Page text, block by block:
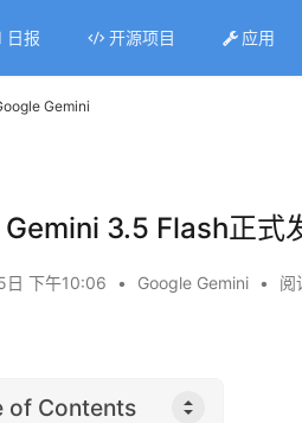
日报 开源项目 应用
Gemini
3.5 Flash正式
日 下午10:06 • Google Gemini • 阅
of Contents